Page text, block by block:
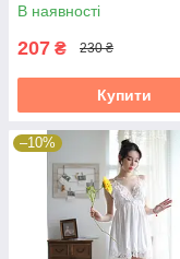
В наявності
207 ₴ 230 ₴
Купити
–10%